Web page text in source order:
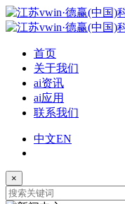
首页
关于我们
ai资讯
ai应用
联系我们
中文EN
×